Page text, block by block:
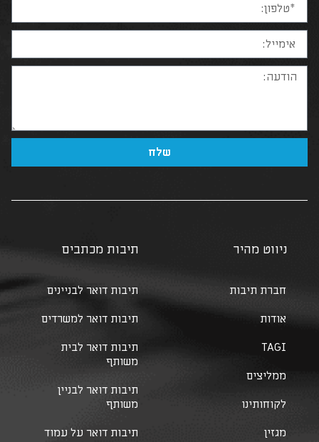
שלח
ניווט מהיר
חברת תיבות
אודות
TAGI
ממליצים
לקוחותינו
מגזין
תיבות מכתבים
תיבות דואר לבניינים
תיבות דואר למשרדים
תיבות דואר לבית
משותף
תיבות דואר לבניין
משותף
תיבות דואר על עמוד